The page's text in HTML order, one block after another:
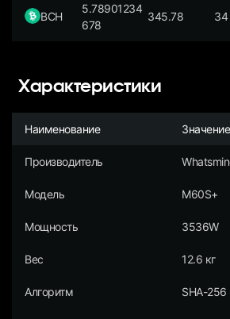
BCH
5.78901234
678
345.78 34
Характеристики
Наименование Значение
Производитель
Модель M60S+
Мощность 3536W
Вес 12.6 кг
Алгоритм SHA-256